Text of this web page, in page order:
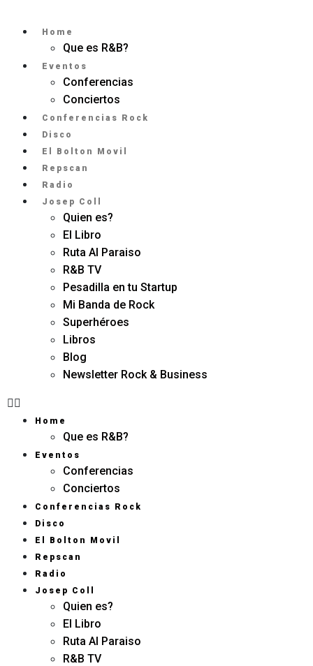
Home
Que es R&B?
Eventos
Conferencias
Conciertos
Conferencias Rock
Disco
El Bolton Movil
Repscan
Radio
Josep Coll
Quien es?
El Libro
Ruta Al Paraiso
R&B TV
Pesadilla en tu Startup
Mi Banda de Rock
Superhéroes
Libros
Blog
Newsletter Rock & Business
Home
Que es R&B?
Eventos
Conferencias
Conciertos
Conferencias Rock
Disco
El Bolton Movil
Repscan
Radio
Josep Coll
Quien es?
El Libro
Ruta Al Paraiso
R&B TV